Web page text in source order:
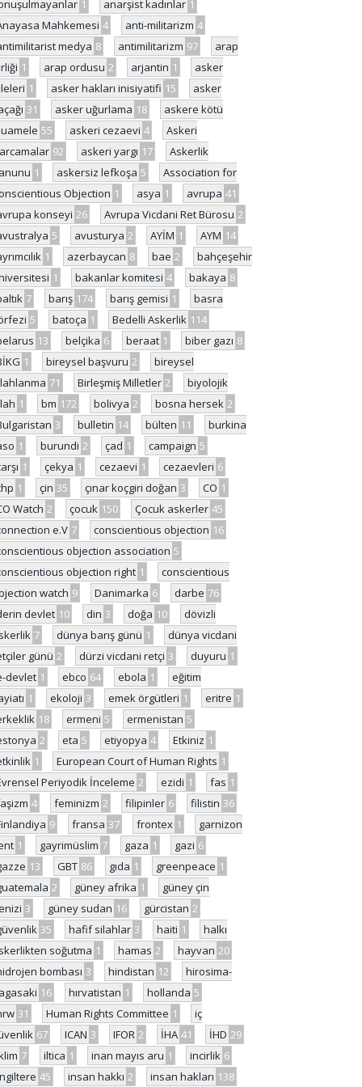
1 anarşist kadınlar 1
Mahkemesi 4 anti-militarizm 4
medya 8 antimilitarizm 97
arap
1 arap ordusu 2 arjantin 1
asker
1 asker hakları inisiyatifi 15
asker
31 asker uğurlama 18
askere kötü
55 askeri cezaevi 4
Askeri
92 askeri yargı 17
Askerlik
1 askersiz lefkoşa 5
Association for
Objection 1 asya 1 avrupa 41
konseyi 26 Avrupa Vicdani Ret Bürosu 2
5 avusturya 2 AYİM 1 AYM 14
1 azerbaycan 8 bae 2
bahçeşehir
1 bakanlar komitesi 4 bakaya 8
7 barış 174 barış gemisi 1
basra
5 batoça 1 Bedelli Askerlik 114
13 belçika 6 beraat 1 biber gazı 8
1 bireysel başvuru 2
bireysel
71 Birleşmiş Milletler 2
biyolojik
1 bm 172 bolivya 2 bosna hersek 2
3 bulletin 14 bülten 11
burkina
1 burundi 2 çad 1 campaign 5
1 çekya 1 cezaevi 1 cezaevleri 6
1 çin 35 çınar koçgiri doğan 3 CO 1
Watch 2 çocuk 150 Çocuk askerler 45
e.V 7 conscientious objection 16
objection association 5
objection right 1
conscientious
watch 9 Danimarka 6 darbe 76
devlet 10 din 3 doğa 10
dövizli
7 dünya barış günü 1
dünya vicdani
günü 2 dürzi vicdani retçi 3 duyuru 1
devlet 1 ebco 64 ebola 1
eğitim
1 ekoloji 3 emek örgütleri 1 eritre 1
18 ermeni 5 ermenistan 5
2 eta 5 etiyopya 4 Etkiniz 1
1 European Court of Human Rights 1
Periyodik İnceleme 2 ezidi 1 fas 1
4 feminizm 2 filipinler 6 filistin 36
9 fransa 37 frontex 1
garnizon
1 gayrimüslim 7 gaza 1 gazi 6
13 GBT 86 gıda 1 greenpeace 1
2 güney afrika 1
güney çin
3 güney sudan 16 gürcistan 2
35 hafif silahlar 3 haiti 1
halkı
soğutma 1 hamas 2 hayvan 20
bombası 3 hindistan 12
hirosima-
16 hırvatistan 1 hollanda 5
31 Human Rights Committee 1
iç
67 ICAN 3 IFOR 2 İHA 41 İHD 29
7 iltica 1 inan mayıs aru 1 incirlik 6
45 insan hakkı 2 insan hakları 138